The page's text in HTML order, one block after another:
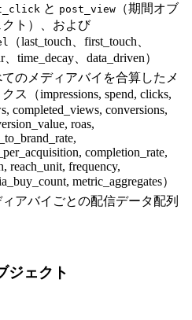
と post_view （期間オブ
クト）、および
（last_touch、first_touch、
、time_decay、data_driven）
のメディアバイを合算したメ
クス（impressions, spend, clicks,
completed_views, conversions,
roas,
completion_rate,
reach_unit, frequency,
metric_aggregates）
ィアバイごとの配信データ配列
ジェクト